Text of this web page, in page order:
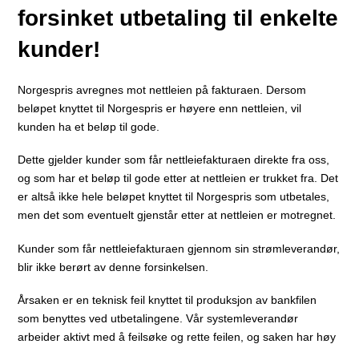
forsinket utbetaling til enkelte
kunder!
Norgespris avregnes mot nettleien på fakturaen. Dersom
beløpet knyttet til Norgespris er høyere enn nettleien, vil
kunden ha et beløp til gode.
Dette gjelder kunder som får nettleiefakturaen direkte fra oss,
og som har et beløp til gode etter at nettleien er trukket fra. Det
er altså ikke hele beløpet knyttet til Norgespris som utbetales,
men det som eventuelt gjenstår etter at nettleien er motregnet.
Kunder som får nettleiefakturaen gjennom sin strømleverandør,
blir ikke berørt av denne forsinkelsen.
Årsaken er en teknisk feil knyttet til produksjon av bankfilen
som benyttes ved utbetalingene. Vår systemleverandør
arbeider aktivt med å feilsøke og rette feilen, og saken har høy